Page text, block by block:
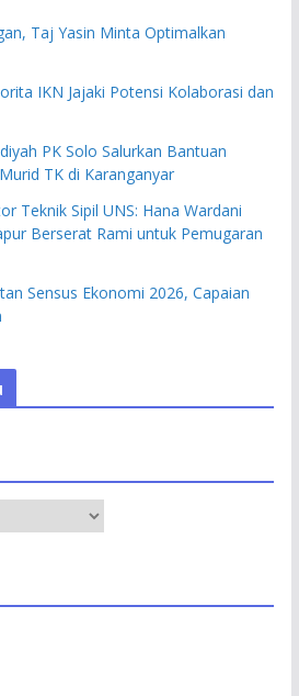
Taj Yasin Minta Optimalkan
IKN Jajaki Potensi Kolaborasi dan
PK Solo Salurkan Bantuan
TK di Karanganyar
Teknik Sipil UNS: Hana Wardani
Berserat Rami untuk Pemugaran
Sensus Ekonomi 2026, Capaian